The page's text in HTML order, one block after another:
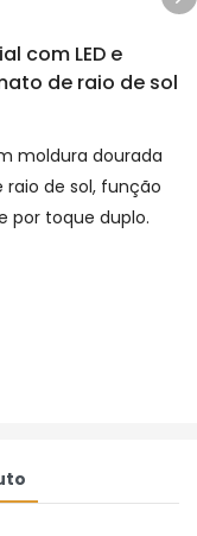
com LED e
de raio de sol
moldura dourada
raio de sol, função
por toque duplo.